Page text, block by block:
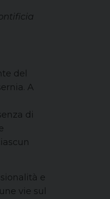
del
A
di
e
vie sul